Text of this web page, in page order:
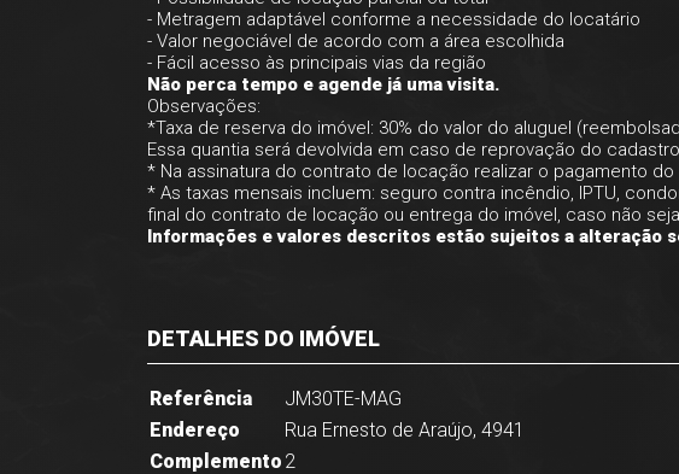
- Metragem adaptável conforme a necessidade do locatário
- Valor negociável de acordo com a área escolhida
- Fácil acesso às principais vias da região
Não perca tempo e agende já uma visita.
Observações:
*Taxa de reserva do imóvel: 30% do valor do aluguel
Essa quantia será devolvida em caso de reprovação do
* Na assinatura do contrato de locação realizar o pagamento do
* As taxas mensais incluem: seguro contra incêndio, IPTU,
final do contrato de locação ou entrega do imóvel, caso não
Informações e valores descritos estão sujeitos a alteração
DETALHES DO IMÓVEL
Referência
JM30TE-MAG
Endereço
Rua Ernesto de Araújo, 4941
Complemento 2